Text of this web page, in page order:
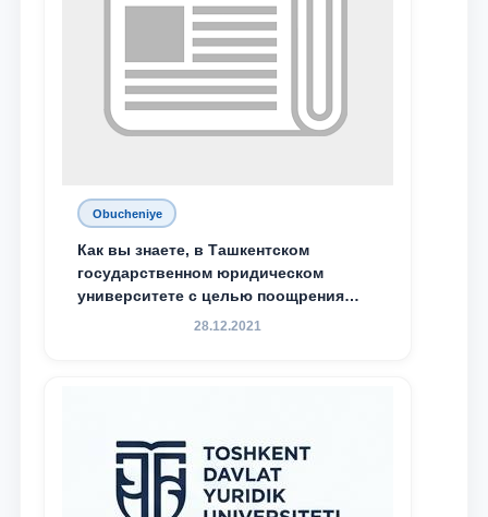
Obucheniye
Как вы знаете, в Ташкентском
государственном юридическом
университете с целью поощрения
талантливых, активных и
28.12.2021